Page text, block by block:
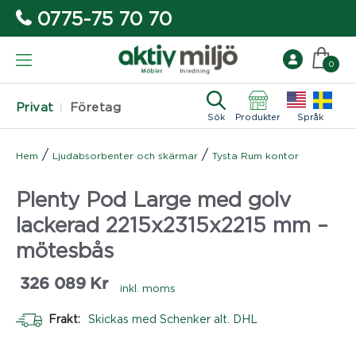
0775-75 70 70
Privat Företag
Sök Produkter Språk
0
Hem / Ljudabsorbenter och skärmar / Tysta Rum kontor
Plenty Pod Large med golv
lackerad 2215x2315x2215 mm –
mötesbås
326 089 Kr inkl. moms
Frakt: Skickas med Schenker alt. DHL